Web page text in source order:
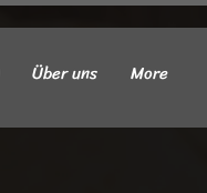
Über uns More